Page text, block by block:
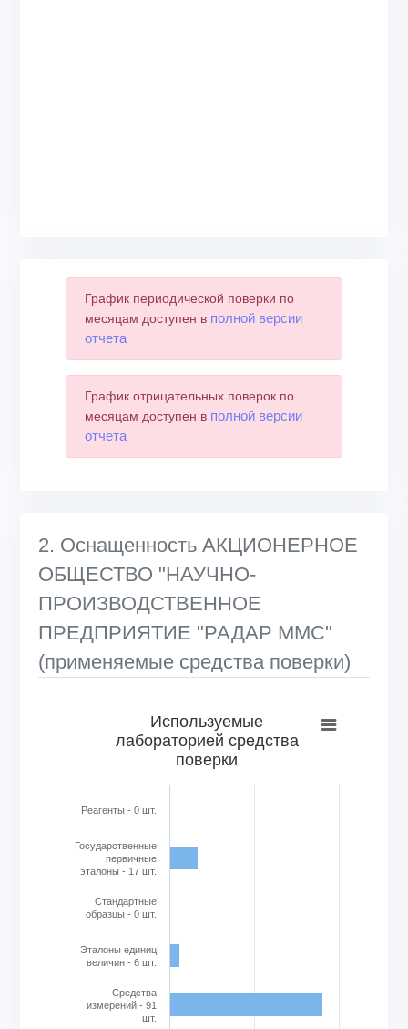
График периодической поверки по
месяцам доступен в полной версии
отчета
График отрицательных поверок по
месяцам доступен в полной версии
отчета
2. Оснащенность АКЦИОНЕРНОЕ
ОБЩЕСТВО "НАУЧНО-
ПРОИЗВОДСТВЕННОЕ
ПРЕДПРИЯТИЕ "РАДАР ММС"
(применяемые средства поверки)
Bar chart with 6 bars.
View as data table, Используемые лабораторией
The chart has 1 X axis displaying categories.
The chart has 1 Y axis displaying Кол-во в шт.. Range: 0
Используемые
лабораторией средства
поверки
Реагенты - 0 шт.
Государственные
первичные
эталоны - 17 шт.
Стандартные
образцы - 0 шт.
Эталоны единиц
величин - 6 шт.
Cредства
измерений - 91
шт.